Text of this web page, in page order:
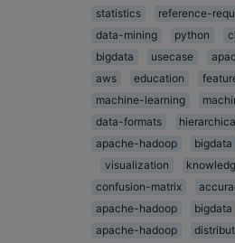
statistics
reference-
data-mining
python
bigdata
usecase
aws
education
machine-learning
data-formats
apache-hadoop
bigdata
visualization
confusion-matrix
apache-hadoop
bigdata
apache-hadoop